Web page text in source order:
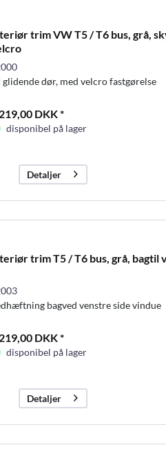
trim VW T5 / T6 bus, grå,
glidende dør, med velcro fastgørelse
DKK *
disponibel på lager
Detaljer
trim T5 / T6 bus, grå, bagtil
bagved venstre side vindue
DKK *
disponibel på lager
Detaljer